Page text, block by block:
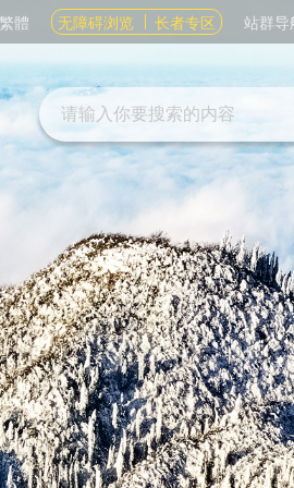
繁體 无障碍浏览 长者专区 站群导